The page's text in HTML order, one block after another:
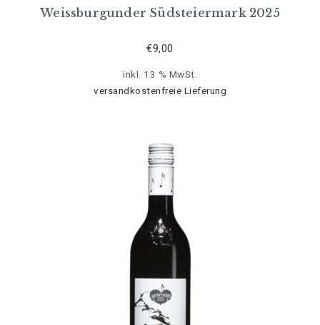
Weissburgunder Südsteiermark 2025
€9,00
inkl. 13 % MwSt.
versandkostenfreie Lieferung